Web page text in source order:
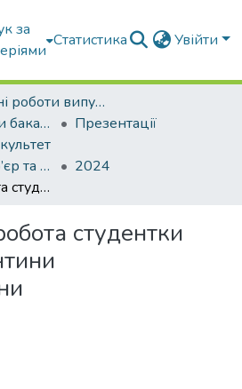
за
Статистика Увійти
Атестаційні роботи випускників
Атестаційні роботи бакалаврів
Презентації
022 Дизайн. Інтер’єр та обладнання
2024
Атестаційна робота студентки Бугери Валентини Володимирівни
студентки